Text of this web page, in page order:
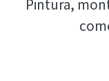
Pintura,